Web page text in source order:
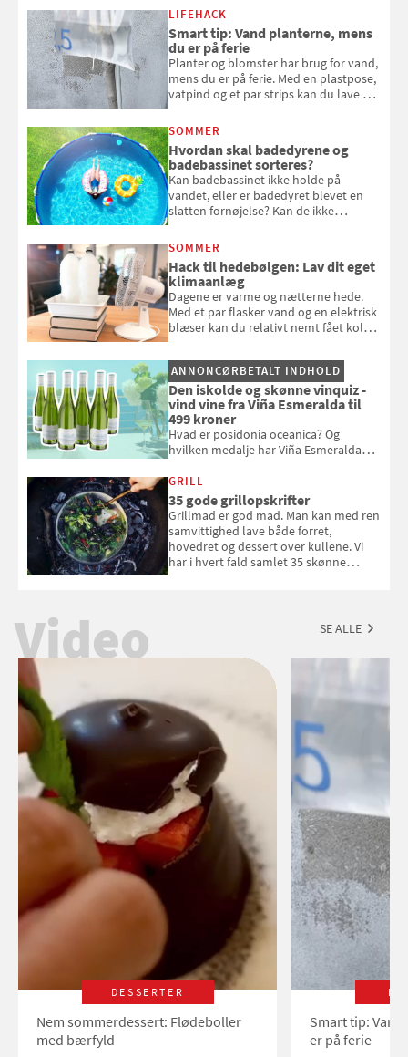
kan bruge dine hindbær i alt fra
bagværk og salater til is og syltning.
LIFEHACK
Smart tip: Vand planterne, mens
du er på ferie
Planter og blomster har brug for vand,
mens du er på ferie. Med en plastpose,
vatpind og et par strips kan du lave dit
at bede naboen om at vande eller
SOMMER
Hvordan skal badedyrene og
badebassinet sorteres?
Kan badebassinet ikke holde på
vandet, eller er badedyret blevet en
slatten fornøjelse? Kan de ikke
opmærksom, når du smider
badebassinet eller et badedyr ud
SOMMER
Hack til hedebølgen: Lav dit eget
klimaanlæg
Dagene er varme og nætterne hede.
Med et par flasker vand og en elektrisk
blæser kan du relativt nemt fået koldt
og se, hvordan du gør
ANNONCØRBETALT INDHOLD
Den iskolde og skønne vinquiz -
vind vine fra Viña Esmeralda til
499 kroner
Hvad er posidonia oceanica? Og
hvilken medalje har Viña Esmeralda
med i Samvirkes skønne vinquiz, hvor
du kan vinde 6 flasker vin fra Viña
Esmeralda. Konkurrencen slutter 1.
september 2026.
GRILL
35 gode grillopskrifter
Grillmad er god mad. Man kan med ren
samvittighed lave både forret,
hovedret og dessert over kullene. Vi
har i hvert fald samlet 35 skønne
Video SE ALLE
DESSERTER
Nem sommerdessert: Flødeboller
med bærfyld
Smart tip:
er på ferie